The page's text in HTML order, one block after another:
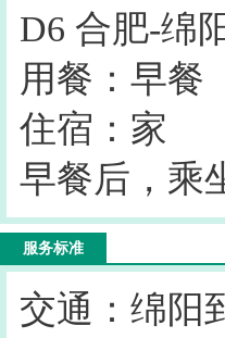
D6 合肥-绵
用餐：早餐
住宿：家
早餐后，乘
服务标准
交通：绵阳